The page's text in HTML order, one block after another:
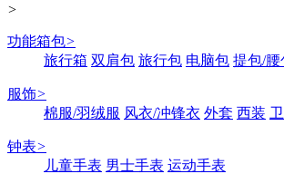
>
功能箱包>
旅行箱 双肩包 旅行包 电脑包 提包/腰
服饰>
棉服/羽绒服 风衣/冲锋衣 外套 西装
钟表>
儿童手表 男士手表 运动手表